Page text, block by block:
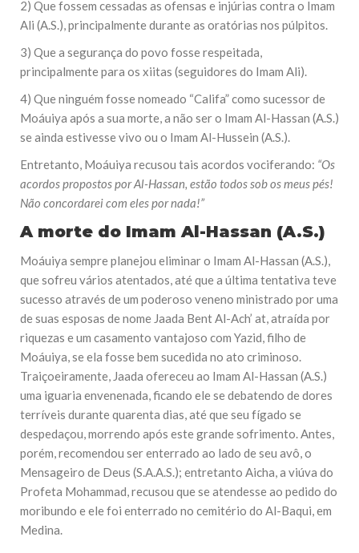
2) Que fossem cessadas as ofensas e injúrias contra o Imam
Ali (A.S.), principalmente durante as oratórias nos púlpitos.
3) Que a segurança do povo fosse respeitada,
principalmente para os xiitas (seguidores do Imam Ali).
4) Que ninguém fosse nomeado “Califa” como sucessor de
Moáuiya após a sua morte, a não ser o Imam Al-Hassan (A.S.)
se ainda estivesse vivo ou o Imam Al-Hussein (A.S.).
Entretanto, Moáuiya recusou tais acordos vociferando: “Os
acordos propostos por Al-Hassan, estão todos sob os meus pés!
Não concordarei com eles por nada!”
A morte do Imam Al-Hassan (A.S.)
Moáuiya sempre planejou eliminar o Imam Al-Hassan (A.S.),
que sofreu vários atentados, até que a última tentativa teve
sucesso através de um poderoso veneno ministrado por uma
de suas esposas de nome Jaada Bent Al-Ach’ at, atraída por
riquezas e um casamento vantajoso com Yazid, filho de
Moáuiya, se ela fosse bem sucedida no ato criminoso.
Traiçoeiramente, Jaada ofereceu ao Imam Al-Hassan (A.S.)
uma iguaria envenenada, ficando ele se debatendo de dores
terríveis durante quarenta dias, até que seu fígado se
despedaçou, morrendo após este grande sofrimento. Antes,
porém, recomendou ser enterrado ao lado de seu avô, o
Mensageiro de Deus (S.A.A.S.); entretanto Aicha, a viúva do
Profeta Mohammad, recusou que se atendesse ao pedido do
moribundo e ele foi enterrado no cemitério do Al-Baqui, em
Medina.